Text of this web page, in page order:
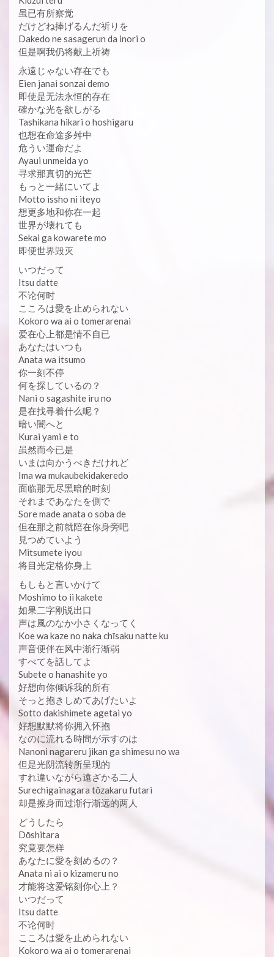
虽已有所察觉
だけどね捧げるんだ祈りを
Dakedo ne sasagerun da inori o
但是啊我仍将献上祈祷
永遠じゃない存在でも
Eien janai sonzai demo
即使是无法永恒的存在
確かな光を欲しがる
Tashikana hikari o hoshigaru
也想在命途多舛中
危うい運命だよ
Ayaui unmeida yo
寻求那真切的光芒
もっと一緒にいてよ
Motto issho ni iteyo
想更多地和你在一起
世界が壊れても
Sekai ga kowarete mo
即便世界毁灭
いつだって
Itsu datte
不论何时
こころは愛を止められない
Kokoro wa ai o tomerarenai
爱在心上都是情不自已
あなたはいつも
Anata wa itsumo
你一刻不停
何を探しているの？
Nani o sagashite iru no
是在找寻着什么呢？
暗い闇へと
Kurai yami e to
虽然而今已是
いまは向かうべきだけれど
Ima wa mukaubekidakeredo
面临那无尽黑暗的时刻
それまであなたを側で
Sore made anata o soba de
但在那之前就陪在你身旁吧
見つめていよう
Mitsumete iyou
将目光定格你身上
もしもと言いかけて
Moshimo to ii kakete
如果二字刚说出口
声は風のなか小さくなってく
Koe wa kaze no naka chīsaku natte ku
声音便伴在风中渐行渐弱
すべてを話してよ
Subete o hanashite yo
好想向你倾诉我的所有
そっと抱きしめてあげたいよ
Sotto dakishimete agetai yo
好想默默将你拥入怀抱
なのに流れる時間が示すのは
Nanoni nagareru jikan ga shimesu no wa
但是光阴流转所呈现的
すれ違いながら遠ざかる二人
Surechigainagara tōzakaru futari
却是擦身而过渐行渐远的两人
どうしたら
Dōshitara
究竟要怎样
あなたに愛を刻めるの？
Anata ni ai o kizameru no
才能将这爱铭刻你心上？
いつだって
Itsu datte
不论何时
こころは愛を止められない
Kokoro wa ai o tomerarenai